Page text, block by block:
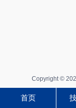
Copyright ©
首页